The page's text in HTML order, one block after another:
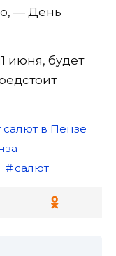
— День
июня, будет
салют в Пензе
салют